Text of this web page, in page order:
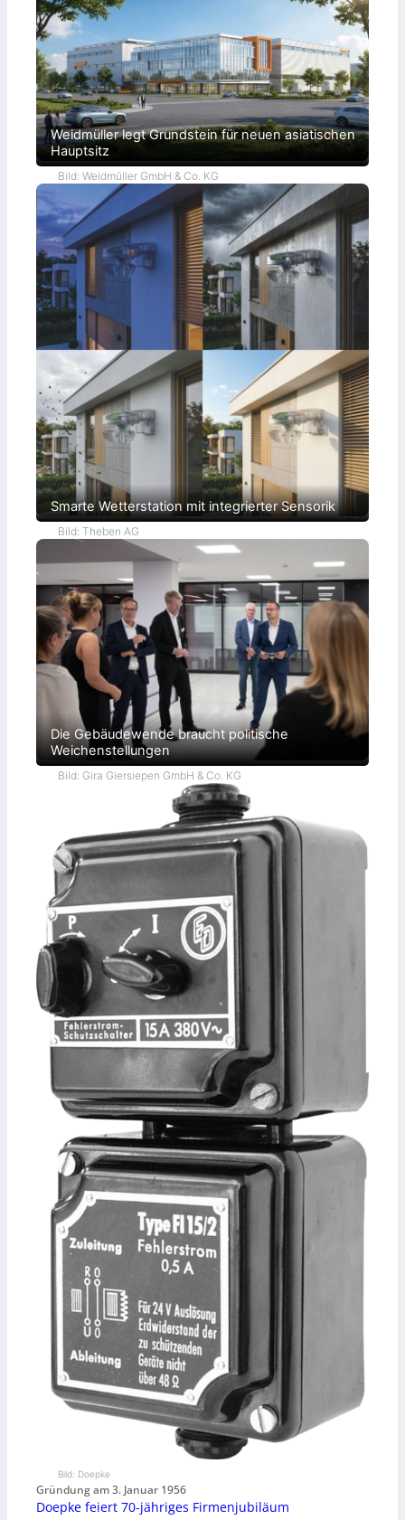
Weidmüller legt Grundstein für neuen asiatischen
Hauptsitz
Bild: Weidmüller GmbH & Co. KG
Smarte Wetterstation mit integrierter Sensorik
Bild: Theben AG
Die Gebäudewende braucht politische
Weichenstellungen
Bild: Gira Giersiepen GmbH & Co. KG
Bild: Doepke
Gründung am 3. Januar 1956
Doepke feiert 70-jähriges Firmenjubiläum